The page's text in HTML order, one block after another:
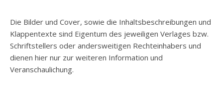
Die Bilder und Cover, sowie die Inhaltsbeschreibungen und
Klappentexte sind Eigentum des jeweiligen Verlages bzw.
Schriftstellers oder andersweitigen Rechteinhabers und
dienen hier nur zur weiteren Information und
Veranschaulichung.